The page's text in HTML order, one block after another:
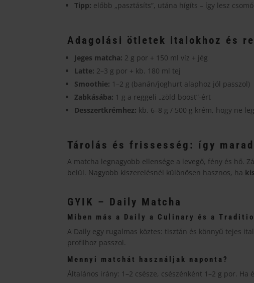
Tipp: előbb „pasztásíts”, utána hígíts – így lesz
Adagolási ötletek italokhoz és
Jeges matcha: 2 g por + 150 ml víz + jég
Latte: 2–3 g por + kb. 180 ml tej
Smoothie: 1–2 g (banán/joghurt alaphoz jól passzol)
Zabkásába: 1 g a reggeli „zöld boost”-ért
Desszertkrémhez: kb. 6–8 g / 500 g krém, hogy ne
Tárolás és frissesség: így
A matcha legnagyobb ellensége a levegő, fény és hő.
belül. Nagyobb kiszerelésnél különösen hasznos, ha
GYIK – Daily Matcha
Miben más a Daily a Culinary és a
A Daily egy rugalmas köztes: tisztán és könnyű tejes
profilhoz passzol.
Mennyi matchát használjak naponta?
Általános irány: 1–2 csésze, csészénként 1–2 g por.